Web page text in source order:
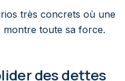
très concrets où une
montre toute sa force.
des dettes